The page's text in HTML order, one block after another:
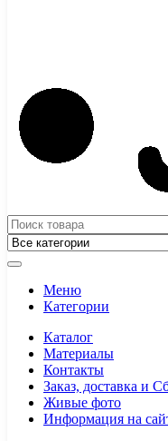
Меню
Категории
Каталог
Материалы
Контакты
Заказ, доставка и
Живые фото
Информация на